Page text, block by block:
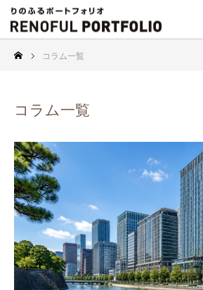
コラム一覧
コラム一覧